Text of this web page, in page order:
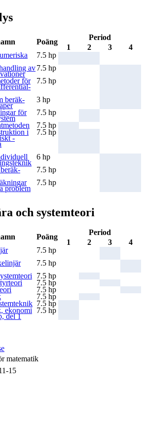
Poäng
Period
1
2 3
4
7.5 hp
av7.5 hp
för 7.5 hp
beräk­
3 hp
för
7.5 hp
7.5 hp
i
-
7.5 hp
6 hp
beräk­
7.5 hp
problem
7.5 hp
och systemteori
Poäng
Period
1
2 3
4
7.5 hp
7.5 hp
7.5 hp
7.5 hp
7.5 hp
7.5 hp
7.5 hp
ekonomi
del 1
7.5 hp
matematik
15